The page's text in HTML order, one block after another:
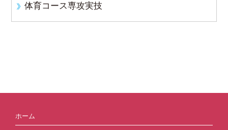
体育コース専攻実技
ホーム